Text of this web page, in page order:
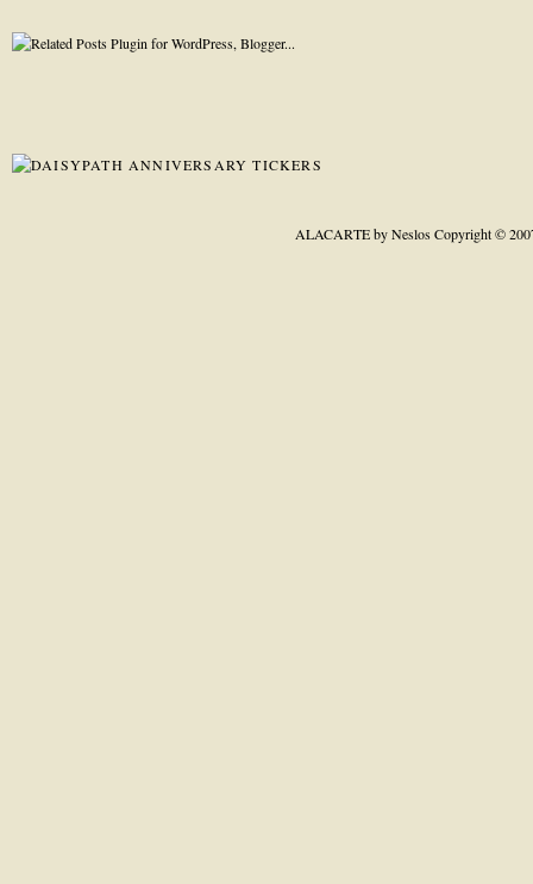
ALACARTE by NeslosCopyright ©